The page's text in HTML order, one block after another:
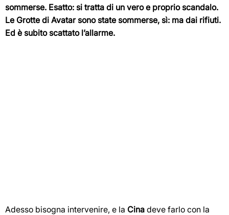
sommerse. Esatto: si tratta di un vero e proprio scandalo.
Le Grotte di Avatar sono state sommerse, sì: ma dai rifiuti.
Ed è subito scattato l’allarme.
Adesso bisogna intervenire, e la Cina deve farlo con la